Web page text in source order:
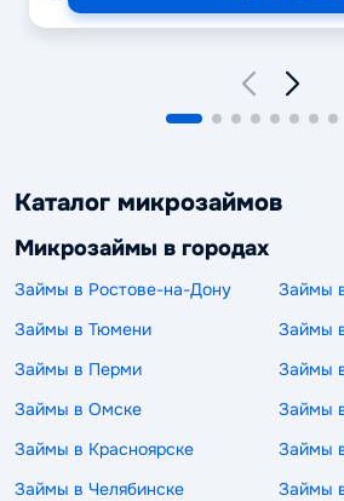
Каталог микрозаймов
Микрозаймы в городах
Займы в Ростове-на-Дону
Займы
Займы в Тюмени
Займы
Займы в Перми
Займы
Займы в Омске
Займы
Займы в Красноярске
Займы
Займы в Челябинске
Займы